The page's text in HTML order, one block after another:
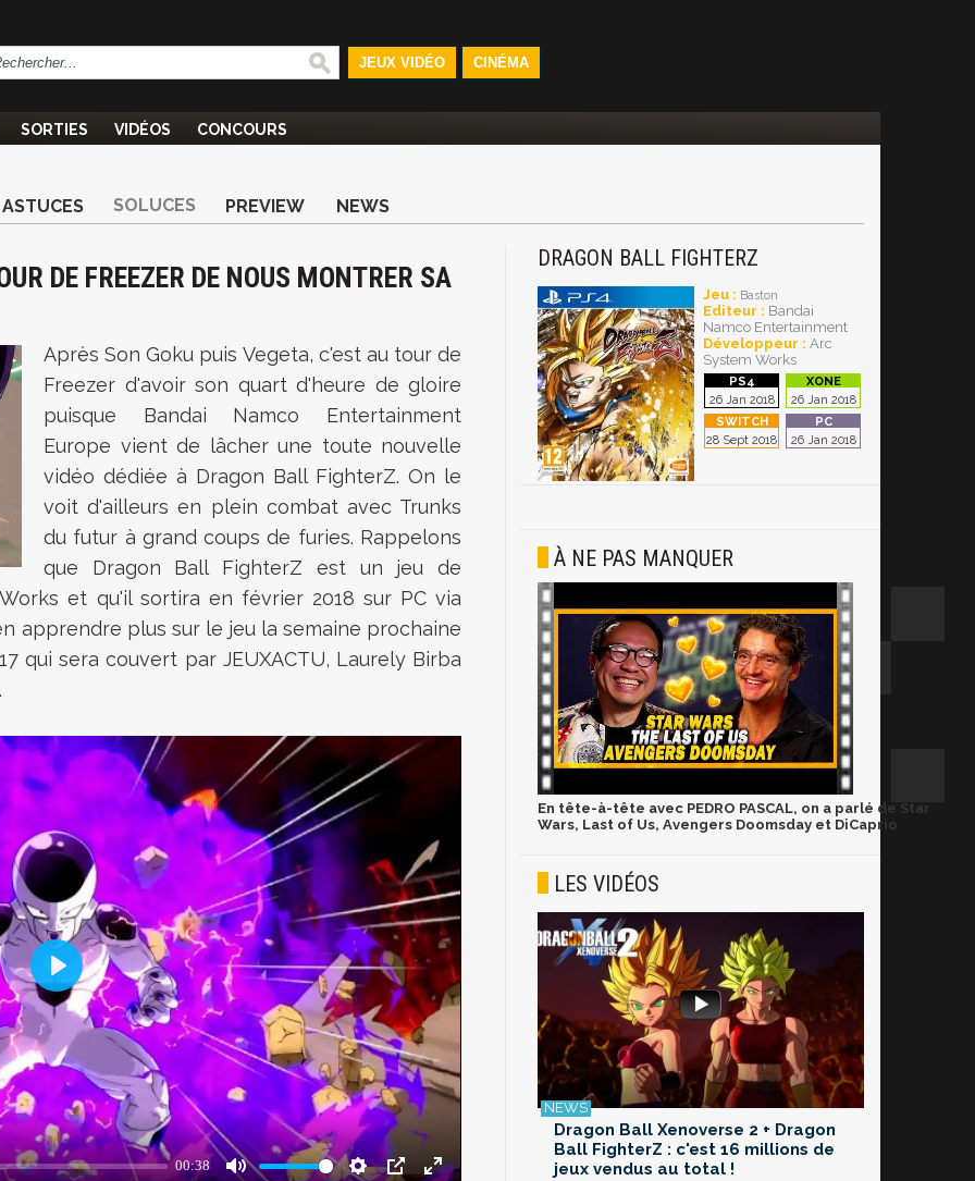
JEUX VIDÉO CINÉMA
SORTIES VIDÉOS CONCOURS
ASTUCES SOLUCES PREVIEW NEWS
DE FREEZER DE NOUS MONTRER SA
Après Son Goku puis Vegeta, c'est au tour de
Freezer d'avoir son quart d'heure de gloire
puisque Bandai Namco Entertainment
Europe vient de lâcher une toute nouvelle
vidéo dédiée à Dragon Ball FighterZ. On le
voit d'ailleurs en plein combat avec Trunks
du futur à grand coups de furies. Rappelons
que Dragon Ball FighterZ est un jeu de
et qu'il sortira en février 2018 sur PC via
apprendre plus sur le jeu la semaine prochaine
qui sera couvert par JEUXACTU, Laurely Birba
DRAGON BALL FIGHTERZ
Jeu : Baston
Editeur : Bandai
Namco Entertainment
Développeur : Arc
System Works
26 Jan 2018 26 Jan 2018
28 Sept 2018 26 Jan 2018
À NE PAS MANQUER
En tête-à-tête avec PEDRO PASCAL, on a parlé de Star
Wars, Last of Us, Avengers Doomsday et DiCaprio
LES VIDÉOS
Dragon Ball Xenoverse 2 + Dragon
Ball FighterZ : c'est 16 millions de
jeux vendus au total !